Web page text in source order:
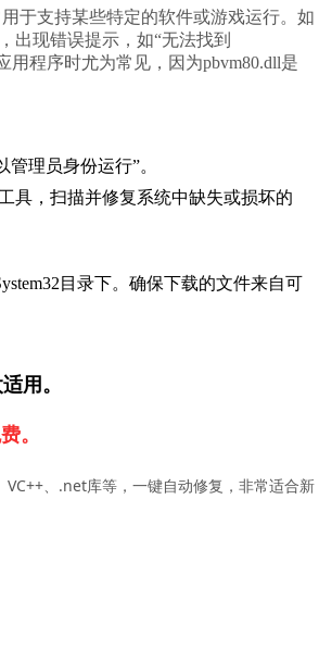
于支持某些特定的软件或游戏运行。如
出现错误提示，如“无法找到
用程序时尤为常见，因为pbvm80.dll是
理员身份运行”。
具，扫描并修复系统中缺失或损坏的
目录下。确保下载的文件来自可
用。
。
VC++、.net库等，一键自动修复，非常适合新